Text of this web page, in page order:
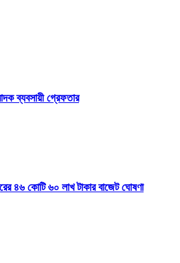
ব্যবসায়ী গ্রেফতার
৪৬ কোটি ৬০ লাখ টাকার বাজেট ঘোষণা